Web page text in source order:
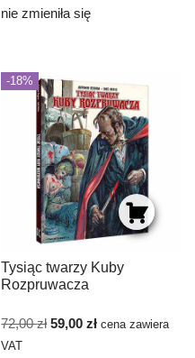
nie zmieniła się
-18%
Tysiąc twarzy Kuby
Rozpruwacza
72,00zł 59,00zł cena zawiera
VAT